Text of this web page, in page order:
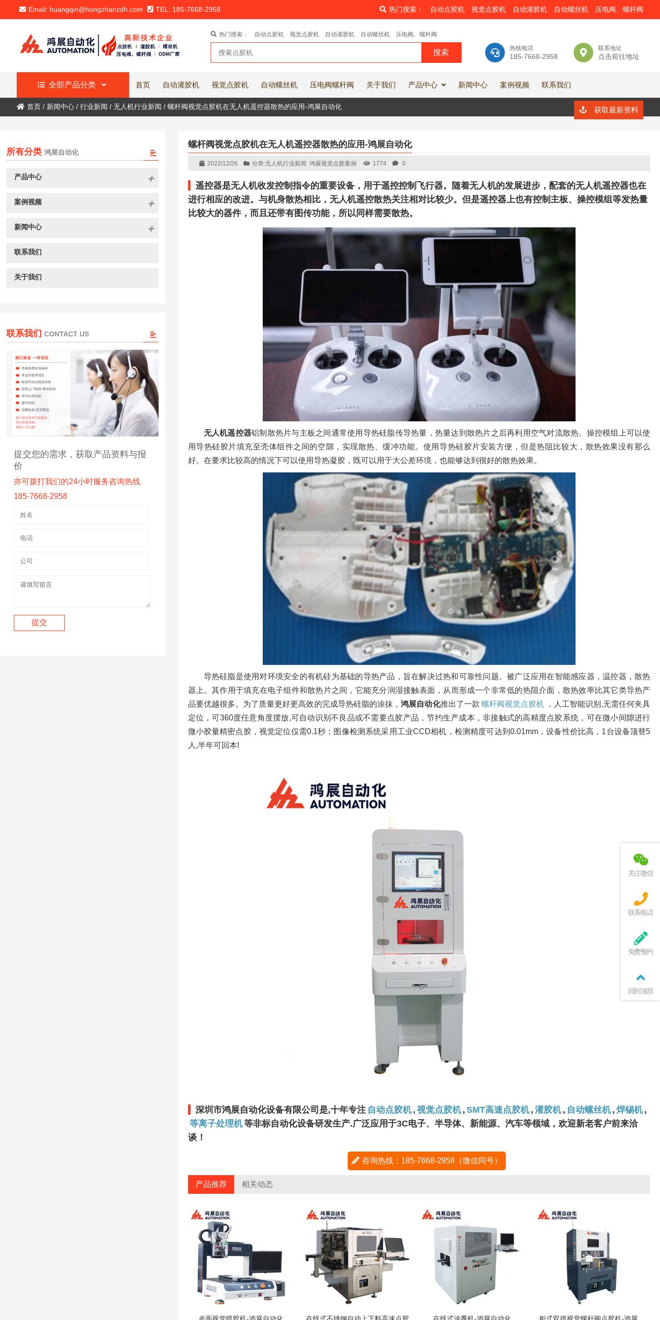
Email: huangqin@hongzhanzdh.com TEL: 185-7668-2958 热门搜索： 自动点胶机 视觉点胶机 自动灌胶机 自动螺丝机 压电阀、螺杆阀
热线电话
185-7668-2958
联系地址
点击前往地址
热门搜索： 自动点胶机 视觉点胶机 自动灌胶机 自动螺丝机 压电阀、螺杆阀
全部产品分类 首页 自动灌胶机 视觉点胶机 自动螺丝机 压电阀螺杆阀 关于我们 产品中心 新闻中心 案例视频 联系我们
获取最新资料
首页/ 新闻中心/ 行业新闻 / 无人机行业新闻 / 螺杆阀视觉点胶机在无人机遥控器散热的应用-鸿展自动化
螺杆阀视觉点胶机在无人机遥控器散热的应用-鸿展自动化
2022/12/26 分类:无人机行业新闻 鸿展视觉点胶案例 1774 0
遥控器是无人机收发控制指令的重要设备，用于遥控控制飞行器。随着无人机的发展进步，配套的无人机遥控器也在
进行相应的改进。与机身散热相比，无人机遥控散热关注相对比较少。但是遥控器上也有控制主板、操控模组等发热量
比较大的器件，而且还带有图传功能，所以同样需要散热。
无人机遥控器铝制散热片与主板之间通常使用导热硅脂传导热量，热量达到散热片之后再利用空气对流散热。操控模组上可以使
用导热硅胶片填充至壳体组件之间的空隙，实现散热、缓冲功能。使用导热硅胶片安装方便，但是热阻比较大，散热效果没有那么
好。在要求比较高的情况下可以使用导热凝胶，既可以用于大公差环境，也能够达到很好的散热效果。
导热硅脂是使用对环境安全的有机硅为基础的导热产品，旨在解决过热和可靠性问题。被广泛应用在智能感应器，温控器，散热
器上。其作用于填充在电子组件和散热片之间，它能充分润湿接触表面，从而形成一个非常低的热阻介面，散热效率比其它类导热产
品要优越很多。为了质量更好更高效的完成导热硅脂的涂抹，鸿展自动化推出了一款 螺杆阀视觉点胶机
，人工智能识别,无需任何夹具
定位，可360度任意角度摆放,可自动识别不良品或不需要点胶产品，节约生产成本，非接触式的高精度点胶系统，可在微小间隙进行
微小胶量精密点胶，视觉定位仅需0.1秒；图像检测系统采用工业CCD相机，检测精度可达到0.01mm，设备性价比高，1台设备顶替5
人,半年可回本!
深圳市鸿展自动化设备有限公司是,十年专注 自动点胶机 , 视觉点胶机 , SMT高速点胶机 , 灌胶机 , 自动螺丝机 , 焊锡机 ,
等离子处理机等非标自动化设备研发生产.广泛应用于3C电子、半导体、新能源、汽车等领域，欢迎新老客户前来洽
谈！
咨询热线：185-7668-2958（微信同号）
产品推荐 相关动态
所有分类 鸿展自动化
产品中心
案例视频
新闻中心
联系我们
关于我们
联系我们 CONTACT US
提交您的需求，获取产品资料与报
价
亦可拨打我们的24小时服务咨询热线
185-7668-2958
关注微信
联系电话
免费预约
回到顶部